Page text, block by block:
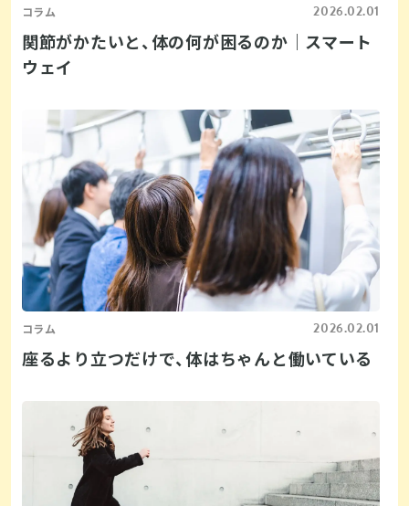
コラム 2026.02.01
関節がかたいと、体の何が困るのか｜スマート
ウェイ
コラム 2026.02.01
座るより立つだけで、体はちゃんと働いている